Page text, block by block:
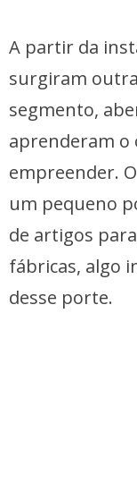
A partir da
surgiram
segmento,
aprenderam o
empreender.
um pequeno
de artigos
fábricas, algo
desse porte.